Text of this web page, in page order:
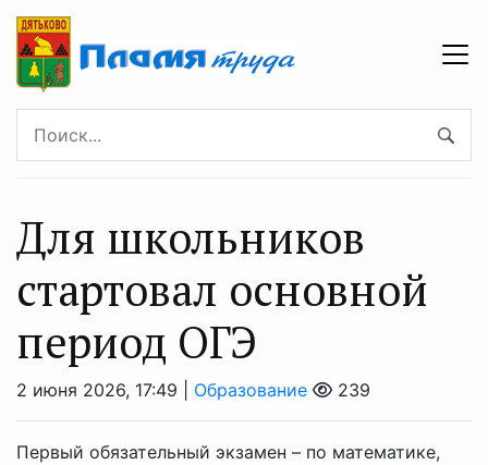
Для школьников
стартовал основной
период ОГЭ
2 июня 2026, 17:49 | Образование 239
Первый обязательный экзамен – по математике,